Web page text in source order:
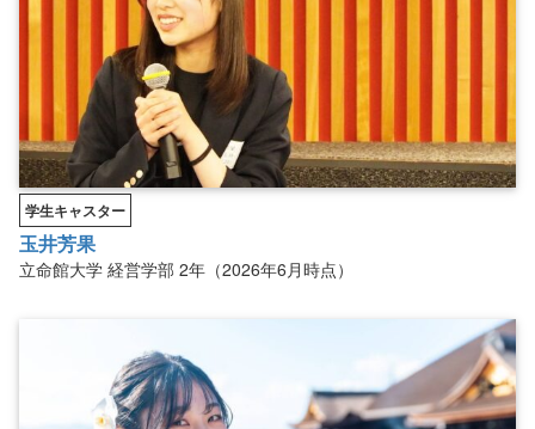
学生キャスター
玉井芳果
立命館大学 経営学部 2年（2026年6月時点）